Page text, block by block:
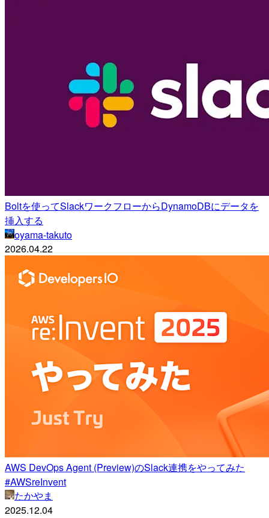
Boltを使ってSlackワークフローからDynamoDBにデータを
挿入する
oyama-takuto
2026.04.22
AWS DevOps Agent (Preview)のSlack連携をやってみた
#AWSreInvent
たかやま
2025.12.04